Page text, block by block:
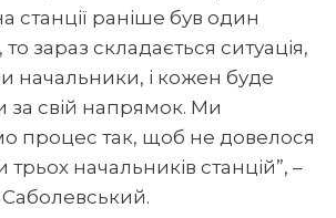
станції раніше був один
зараз складається ситуація,
начальники, і кожен буде
за свій напрямок. Ми
процес так, щоб не довелося
трьох начальників станцій”, –